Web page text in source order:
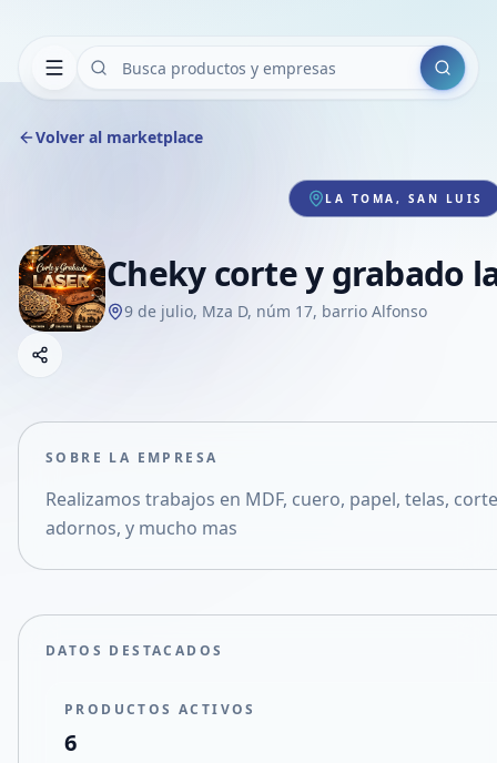
Buscar
Volver al marketplace
LA TOMA, SAN LUIS
Cheky corte y grabado
9 de julio, Mza D, núm 17, barrio Alfonso
Compartir empresa
Compartir en X
SOBRE LA EMPRESA
Realizamos trabajos en MDF, cuero, papel, telas,
adornos, y mucho mas
DATOS DESTACADOS
PRODUCTOS ACTIVOS
6